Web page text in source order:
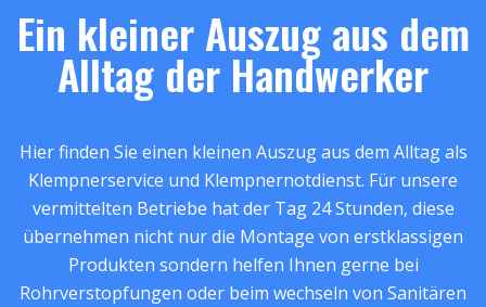
Ein kleiner Auszug aus dem
Alltag der Handwerker
Hier finden Sie einen kleinen Auszug aus dem Alltag als
Klempnerservice und Klempnernotdienst. Für unsere
vermittelten Betriebe hat der Tag 24 Stunden, diese
übernehmen nicht nur die Montage von erstklassigen
Produkten sondern helfen Ihnen gerne bei
Rohrverstopfungen oder beim wechseln von Sanitären